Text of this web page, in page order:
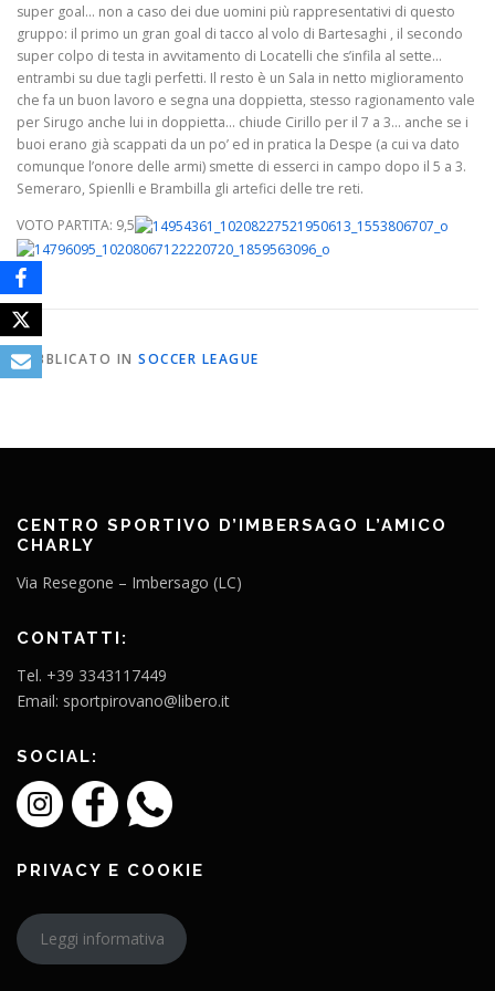
super goal… non a caso dei due uomini più rappresentativi di questo
gruppo: il primo un gran goal di tacco al volo di Bartesaghi , il secondo
super colpo di testa in avvitamento di Locatelli che s’infila al sette…
entrambi su due tagli perfetti. Il resto è un Sala in netto miglioramento
che fa un buon lavoro e segna una doppietta, stesso ragionamento vale
per Sirugo anche lui in doppietta… chiude Cirillo per il 7 a 3… anche se i
buoi erano già scappati da un po’ ed in pratica la Despe (a cui va dato
comunque l’onore delle armi) smette di esserci in campo dopo il 5 a 3.
Semeraro, Spienlli e Brambilla gli artefici delle tre reti.
VOTO PARTITA: 9,5
PUBBLICATO IN SOCCER LEAGUE
CENTRO SPORTIVO D’IMBERSAGO L’AMICO
CHARLY
Via Resegone – Imbersago (LC)
CONTATTI:
Tel. +39 3343117449
Email: sportpirovano@libero.it
SOCIAL:
PRIVACY E COOKIE
Leggi informativa